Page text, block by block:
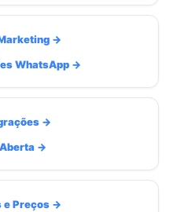
→
WhatsApp →
→
Aberta →
e Preços →